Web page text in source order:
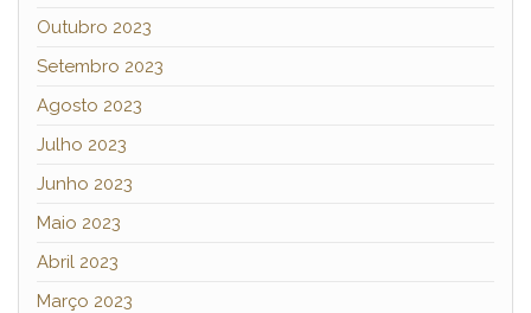
Outubro 2023
Setembro 2023
Agosto 2023
Julho 2023
Junho 2023
Maio 2023
Abril 2023
Março 2023